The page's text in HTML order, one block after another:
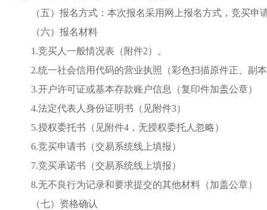
（五）报名方式：本次报名采用网上报名方式，竞买申
（六）报名材料
1.竞买人一般情况表（附件2）。
2.统一社会信用代码的营业执照（彩色扫描原件正、副
3.开户许可证或基本存款账户信息（复印件加盖公章）
4.法定代表人身份证明书 （见附件3）
5.授权委托书（见附件4，无授权委托人忽略）
6.竞买申请书（交易系统线上填报）
7.竞买承诺书（交易系统线上填报）
8.无不良行为记录和要求提交的其他材料（加盖公章）
（七）资格确认